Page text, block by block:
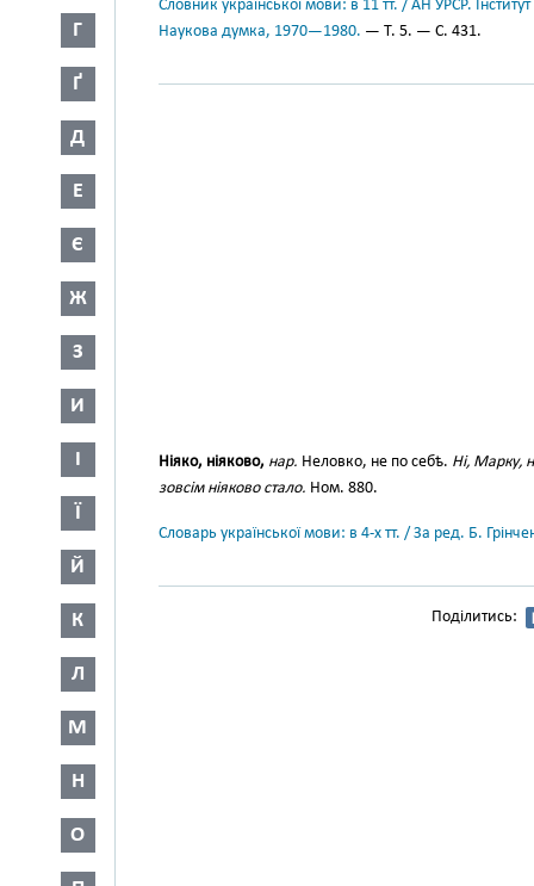
Г
Ґ
Д
Е
Є
Ж
З
И
І
Ї
Й
К
Л
М
Н
О
Словник української мови: в 11 тт. / АН УРСР.
Наукова думка, 1970—1980. — Т. 5. — С. 431.
Ніяко, ніяково, нар. Неловко, не по себѣ. Ні, Марку,
зовсім ніяково стало. Ном. 880.
Словарь української мови: в 4-х тт. / За ред. Б.
Поділитись: